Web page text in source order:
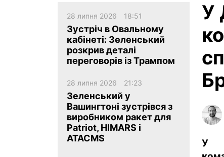
У
У
28 липня 2026 18:51
Зустріч в Овальному
кабінеті: Зеленський
розкрив деталі
переговорів із Трампом
28 липня 2026 21:23
Зеленський у
Вашингтоні зустрівся з
виробником ракет для
Patriot, HIMARS і
ATACMS